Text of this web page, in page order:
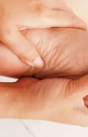
n
y
a
b
K
i